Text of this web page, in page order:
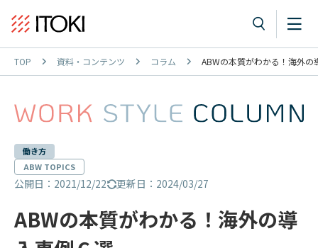
TOP 資料・コンテンツ コラム ABWの本質がわかる！海外の
働き方
ABW TOPICS
公開日：2021/12/22 更新日：2024/03/27
ABWの本質がわかる！海外の導